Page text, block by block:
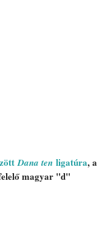
Dana ten ligatúra, a
magyar "d"